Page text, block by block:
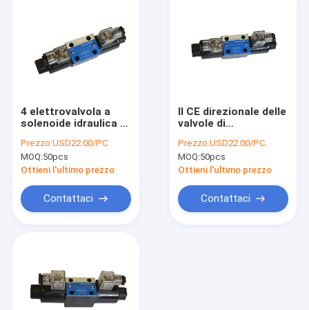
Circa noi
4 elettrovalvola a
solenoide idraulica di
di posizione di modo
3 CETOP 03
Prezzo:USD22.00/PC
MOQ:50pcs
Ottieni l'ultimo prezzo
Contattaci
Il CE direzionale delle
valvole di
solenoide idraulico
proporzionale di
DC24V ha approvato
Prezzo:USD22.00/PC
MOQ:50pcs
Ottieni l'ultimo prezzo
Contattaci